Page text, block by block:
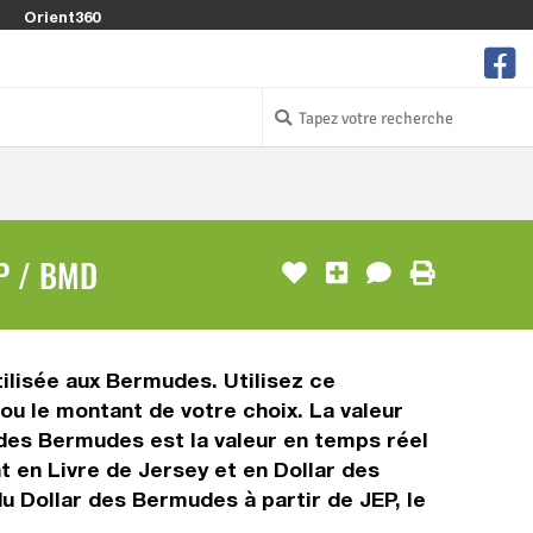
Orient360
/ BMD
aux Bermudes. Utilisez ce
le montant de votre choix. La valeur
Bermudes est la valeur en temps réel
en Livre de Jersey et en Dollar des
Dollar des Bermudes à partir de JEP, le